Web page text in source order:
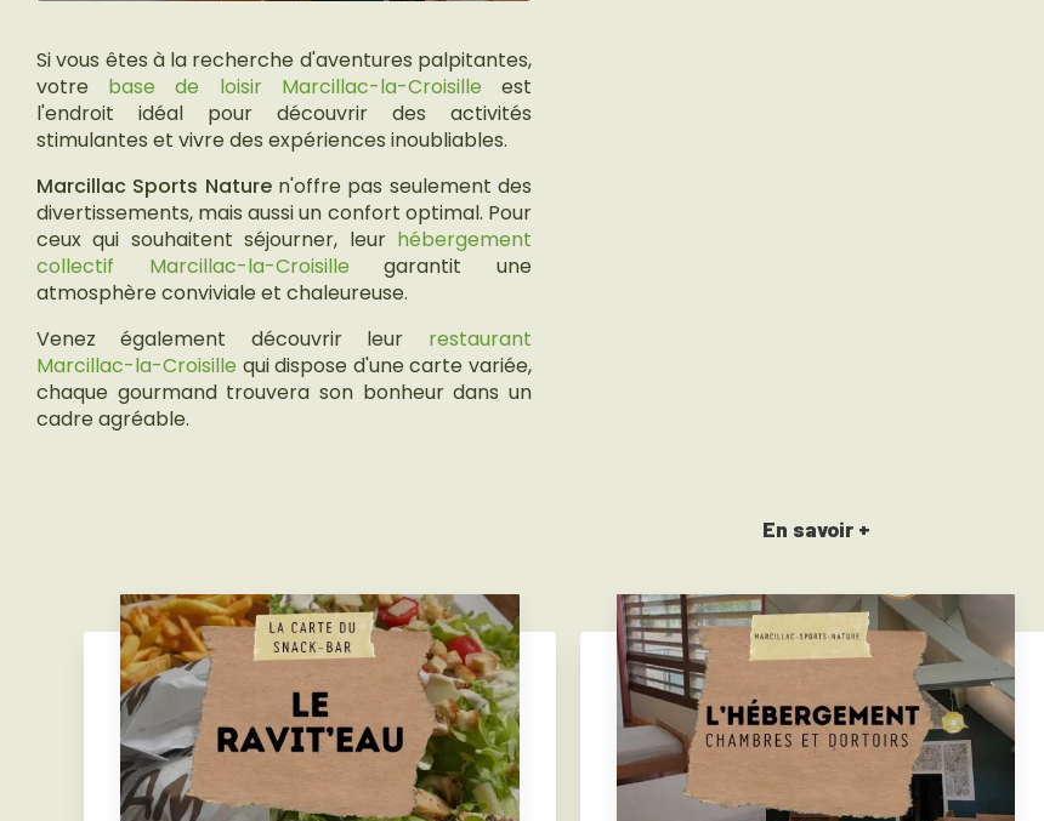
Si vous êtes à la recherche d'aventures palpitantes,
votre base de loisir Marcillac-la-Croisille est
l'endroit idéal pour découvrir des activités
stimulantes et vivre des expériences inoubliables.
Marcillac Sports Naturen'offre pas seulement des
divertissements, mais aussi un confort optimal. Pour
ceux qui souhaitent séjourner, leur hébergement
collectif Marcillac-la-Croisille garantit une
atmosphère conviviale et chaleureuse.
Venez également découvrir leur restaurant
Marcillac-la-Croisille qui dispose d'une carte variée,
chaque gourmand trouvera son bonheur dans un
cadre agréable.
En savoir +